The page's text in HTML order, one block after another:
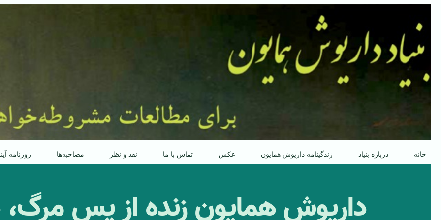
پرش
محتوا
خانه درباره بنیاد زندگینامه داریوش همایون عکس تماس با ما نقد و نظر مصاحبه‌ها روزنامه
داريوش همايون زنده‌ از پس